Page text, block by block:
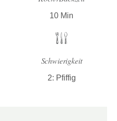
10 Min
Schwierigkeit
2: Pfiffig